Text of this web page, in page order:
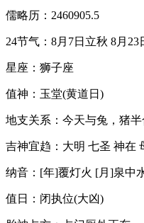
儒略历：2460905.5
24节气：8月7日立秋 8月23
星座：狮子座
值神：玉堂(黄道日)
地支关系：今天与兔，猪
吉神宜趋：大明 七圣 神在
纳音：[年]覆灯火 [月]泉中
值日：闭执位(大凶)